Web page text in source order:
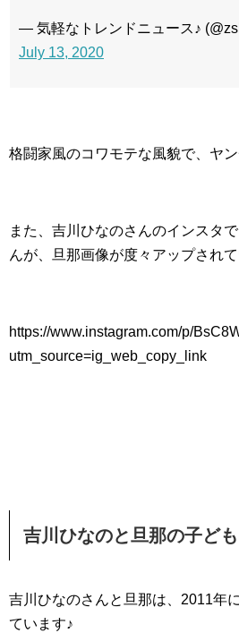
— 気軽なトレンドニュース♪
July 13, 2020
格闘家風のコワモテな風貌で、ヤ
また、吉川ひなのさんのインスタ
んが、旦那画像が度々アップされ
https://www.instagram.com/p/
utm_source=ig_web_copy_link
吉川ひなのと旦那の子ど
吉川ひなのさんと旦那は、2011年
ています♪